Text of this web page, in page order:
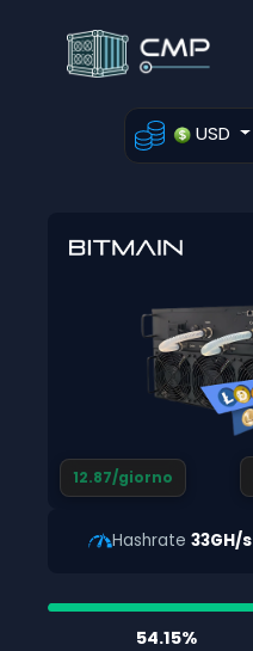
USD
12.87/giorno
Hashrate33GH/s
54.15%